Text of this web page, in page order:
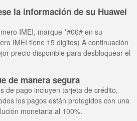
la información de su Huawei
IMEI, marque *#06# en su
IMEI tiene 15 digitos) A continuación
precio disponible para desbloquear el
de manera segura
de pago incluyen tarjeta de crédito,
los pagos están protegidos con una
monetaria al 100%.